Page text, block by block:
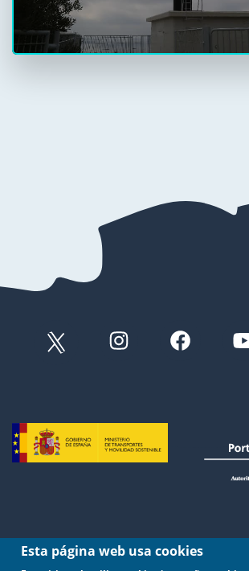
Esta página web usa cookies